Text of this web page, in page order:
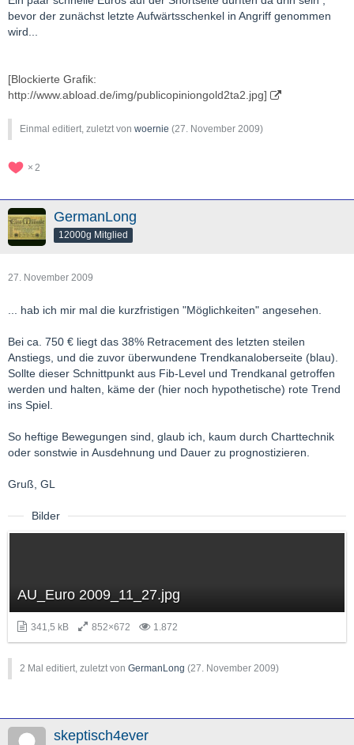
bevor der zunächst letzte Aufwärtsschenkel in Angriff genommen
wird...
[Blockierte Grafik:
http://www.abload.de/img/publicopiniongold2ta2.jpg]
Einmal editiert, zuletzt von woernie (27. November 2009)
2
GermanLong
12000g Mitglied
27. November 2009
... hab ich mir mal die kurzfristigen "Möglichkeiten" angesehen.
Bei ca. 750 € liegt das 38% Retracement des letzten steilen
Anstiegs, und die zuvor überwundene Trendkanaloberseite (blau).
Sollte dieser Schnittpunkt aus Fib-Level und Trendkanal getroffen
werden und halten, käme der (hier noch hypothetische) rote Trend
ins Spiel.
So heftige Bewegungen sind, glaub ich, kaum durch Charttechnik
oder sonstwie in Ausdehnung und Dauer zu prognostizieren.
Gruß, GL
Bilder
AU_Euro 2009_11_27.jpg
341,5 kB 852×672 1.872
2 Mal editiert, zuletzt von GermanLong (27. November 2009)
skeptisch4ever